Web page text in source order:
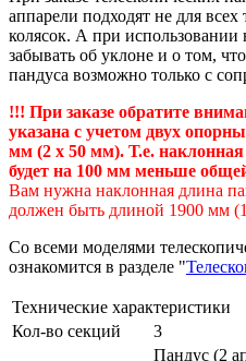
аппарели подходят не для
колясок. А при
забывать об уклоне и о том,
пандуса возможно только с
!!! При заказе обратите
указана с учетом двух
мм (2 х 50 мм). Т.е. наклонная
будет на 100 мм меньше
Вам нужна наклонная длина
должен быть длиной 1900 мм
Со всеми моделями
ознакомится в разделе "
Технические характеристики
Кол-во секций
3
Пандус (2